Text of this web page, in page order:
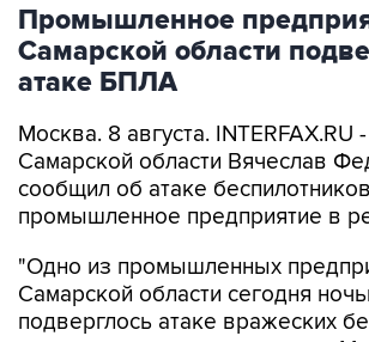
атаке БПЛА
Москва. 8 августа. INTERFAX.RU -
сообщил об атаке
промышленное предприятие в
"Одно из промышленных
подверглось атаке вражеских
-написалон в своем канале в
субботу.